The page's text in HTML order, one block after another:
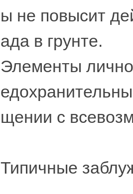
ы не повысит
ада в грунте.
Элементы
щении с
Типичные